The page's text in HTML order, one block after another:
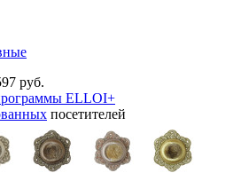
руб.
ELLOI+
посетителей